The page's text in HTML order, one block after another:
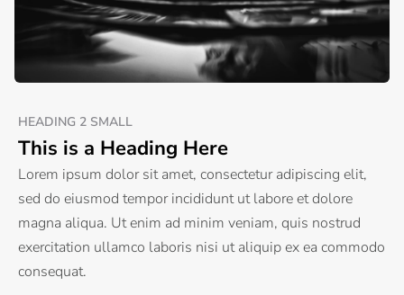
HEADING 2 SMALL
This is a Heading Here
Lorem ipsum dolor sit amet, consectetur adipiscing elit,
sed do eiusmod tempor incididunt ut labore et dolore
magna aliqua. Ut enim ad minim veniam, quis nostrud
exercitation ullamco laboris nisi ut aliquip ex ea commodo
consequat.